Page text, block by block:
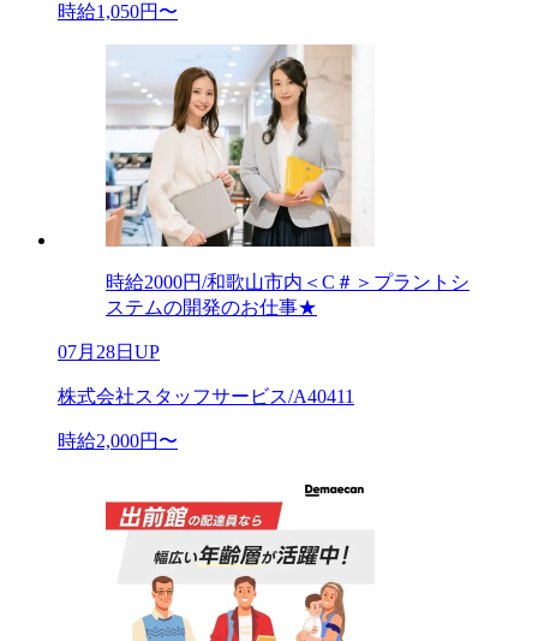
時給1,050円〜
時給2000円/和歌山市内＜C＃＞プラントシ
ステムの開発のお仕事★
07月28日UP
株式会社スタッフサービス/A40411
時給2,000円〜